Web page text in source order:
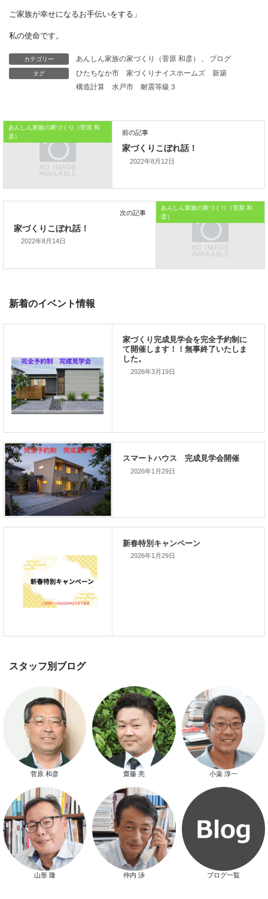
住まい手にとっても、
そして日本全体の成長にとっても、
幸せな未来をひらく
大きな突破口になります。
本日はこれまでです。
あたらしい家づくりの教科書からでした
では、では。
「家づくりを通じて、
ご家族が幸せになるお手伝いをする」
カテゴリー あんしん家族の家づくり（菅原 和彦） 、
ブログ
タグ
ひたちなか市 家づくりナイスホームズ
新築
構造計算
水戸市 耐震等級３
あんしん家族の家づくり（菅原 和
彦）
前の記事
家づくりこぼれ話！
2022年8月12日
あんしん家族の家づくり（菅原 和
彦）
家づくりこぼれ話！
2022年8月14日
2026年3月19日
スマートハウス 完成見学会開催
2026年1月29日
新春特別キャンペーン
2026年1月29日
菅原 和彦 齋藤 亮 小薬 淳一
山形 隆 仲内 渉 ブログ一覧